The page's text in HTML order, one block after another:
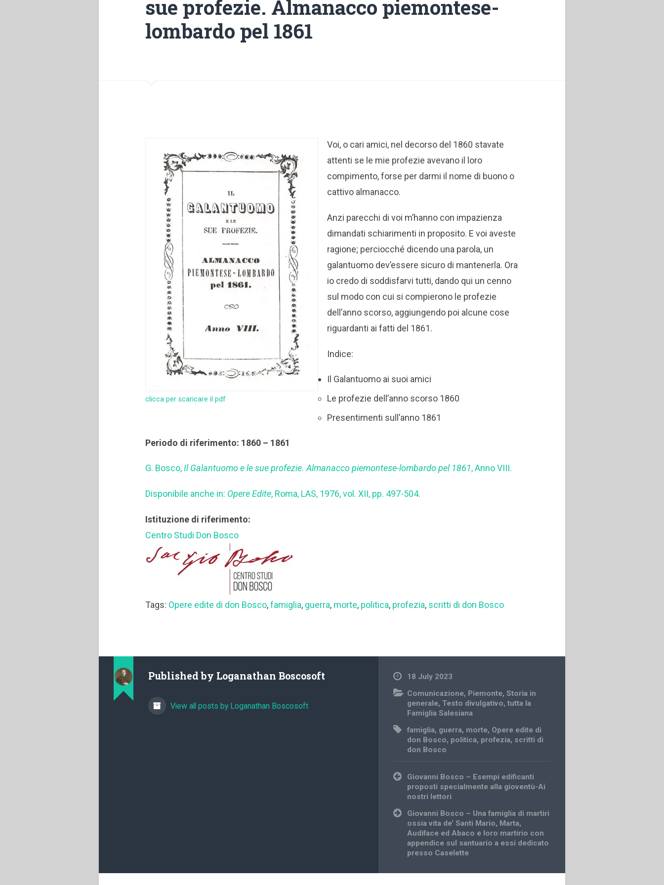
sue profezie. Almanacco piemontese-
lombardo pel 1861
clicca per scaricare il pdf
Voi, o cari amici, nel decorso del 1860 stavate
attenti se le mie profezie avevano il loro
compimento, forse per darmi il nome di buono o
cattivo almanacco.
Anzi parecchi di voi m’hanno con impazienza
dimandati schiarimenti in proposito. E voi aveste
ragione; perciocché dicendo una parola, un
galantuomo dev’essere sicuro di mantenerla. Ora
io credo di soddisfarvi tutti, dando qui un cenno
sul modo con cui si compierono le profezie
dell’anno scorso, aggiungendo poi alcune cose
riguardanti ai fatti del 1861.
Indice:
Il Galantuomo ai suoi amici
Le profezie dell’anno scorso 1860
Presentimenti sull’anno 1861
Periodo di riferimento: 1860 – 1861
G. Bosco,Il Galantuomo e le sue profezie. Almanacco piemontese-lombardo pel 1861, Anno VIII.
Disponibile anche in: Opere Edite, Roma, LAS, 1976, vol. XII, pp. 497-504.
Istituzione di riferimento:
Centro Studi Don Bosco
Tags: Opere edite di don Bosco,famiglia, guerra, morte, politica, profezia, scritti di don Bosco
Published by Loganathan Boscosoft
View all posts by Loganathan Boscosoft
18 July 2023
Comunicazione, Piemonte,Storia in
generale,Testo divulgativo,tutta la
Famiglia Salesiana
famiglia, guerra, morte, Opere edite di
don Bosco, politica, profezia, scritti di
don Bosco
Post
navigation
Giovanni Bosco – Esempi edificanti
proposti specialmente alla gioventù-Ai
nostri lettori
Giovanni Bosco – Una famiglia di martiri
ossia vita de’ Santi Mario, Marta,
Audiface ed Abaco e loro martirio con
appendice sul santuario a essi dedicato
presso Caselette